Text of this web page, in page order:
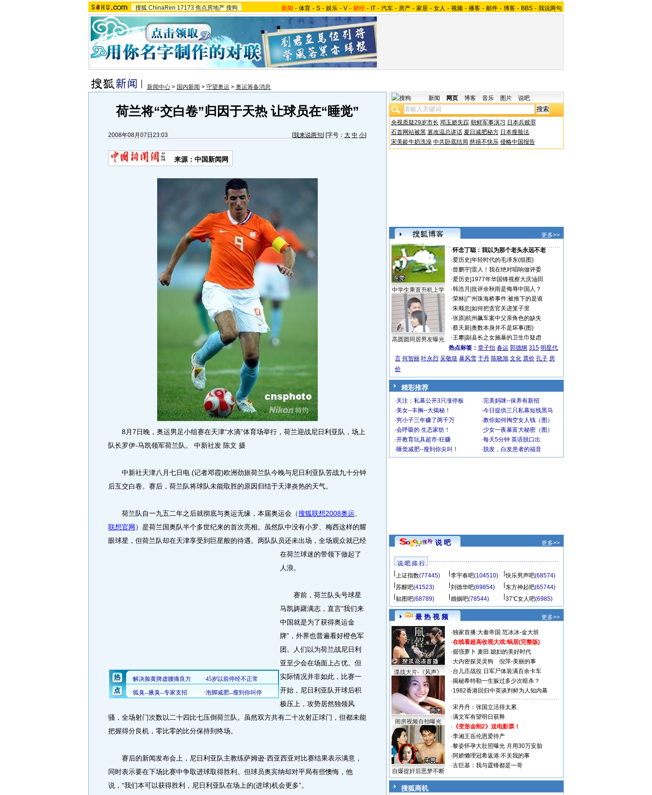
搜狐 ChinaRen 17173 焦点房地产 搜狗 新闻 - 体育 - S - 娱乐 - V - 财经 - IT - 汽车 - 房产 - 家居 - 女人 - 视频 - 播客 - 邮件 - 博客 - BBS - 我说两句
新闻中心 > 国内新闻 > 守望奥运 > 奥运筹备消息
荷兰将“交白卷”归因于天热 让球员在“睡觉”
2008年08月07日23:03 [我来说两句] [字号： 大 中 小]
来源：中国新闻网
8月7日晚，奥运男足小组赛在天津“水滴”体育场举行，荷兰迎战尼日利亚队，场上
队长罗伊-马凯领军荷兰队。 中新社发 陈文 摄
中新社天津八月七日电 (记者邓霞)欧洲劲旅荷兰队今晚与尼日利亚队苦战九十分钟
后互交白卷。赛后，荷兰队将球队未能取胜的原因归结于天津炎热的天气。
荷兰队自一九五二年之后就彻底与奥运无缘，本届奥运会（搜狐联想2008奥运
联想官网 ）是荷兰国奥队半个多世纪来的首次亮相。虽然队中没有小罗、梅西这样的耀
眼球星，但荷兰队却在天津享受到巨星般的待遇。 两队队员还未出场，全场观众就已经
在荷兰球迷的带领下做起了
人浪。
赛前，荷兰队头号球星
马凯踌躇满志，直言“我们来
中国就是为了获得奥运金
牌”，外界也普遍看好橙色军
团。人们以为荷兰战尼日利
亚至少会在场面上占优。但
实际情况并非如此，比赛一
开始，尼日利亚队开球后积
极压上，攻势居然独领风
骚，全场射门次数以二十四比七压倒荷兰队。虽然双方共有二十次射正球门，但都未能
把握得分良机，零比零的比分保持到终场。
赛后的新闻发布会上，尼日利亚队主教练萨姆逊·西亚西亚对比赛结果表示满意，
同时表示要在下场比赛中争取进球取得胜利。但球员奥宾纳却对平局有些懊悔，他
说，“我们本可以获得胜利，尼日利亚队在场上的(进球)机会更多”。
新闻 网页 博客 音乐 图片 说吧
央视质疑29岁市长 邓玉娇失踪 朝鲜军事演习 日本兵赎罪
石首网站被黑 篡改温总讲话 夏日减肥秘方 日本瘦脸法
宋美龄牛奶洗澡 中共卧底结局 慈禧不快乐 侵略中国报告
更多>>
中学生乘直升机上学
高圆圆同居男友曝光
·怀念丁聪：我以为那个老头永远不老
·爱历史 年轻时代的毛泽东(组图)
·曾鹏宇| 雷人！我在绝对唱响做评委
·爱历史 1977年华国锋视察大庆油田
·韩浩月 批评余秋雨是侮辱中国人？
·荣林| 广州珠海桥事件:被推下的是谁
·朱顺忠 如何把贪官关进笼子里
·张原| 杭州飙车案中父亲角色的缺失
·蔡天新| 奥数本身并不是坏事(图)
·王攀| 副县长之女施暴的卫生巾疑虑
热点标签： 章子怡 春运 郭德纲 315 明星代
言 何智丽 叶永烈 吴敬琏 暴风雪 于丹 陈晓旭 文化 票价 孔子 房
价
精彩推荐
·关注：私幕公开3只涨停板 ·完美妈咪--保养有新招
·美女--丰胸--大揭秘！ ·今日提供三只私幕短线黑马
·穷小子三年赚了两千万 ·教你如何掏空女人钱（图）
·会呼吸的 生态家纺！ ·少女一夜暴富大秘密（图）
·开教育玩具超市-狂赚 ·每天5分钟 英语脱口出
·睡觉减肥--瘦到你尖叫！ · 脱发，白发患者的福音
说 吧 更多>>
说 吧 排 行
上证指数(77445) 李宇春吧(104510) 快乐男声吧(68574)
苏醒吧(41523) 刘德华吧(69854) 东方神起吧(65744)
贴图吧(68789) 婚姻吧(78544) 37℃女人吧(6985)
最 热 视 频 更多>>
谍战大片-《风声》
闺房视频自拍曝光
自爆捉奸后恶梦不断
·独家首播:大秦帝国 范冰冰-金大班
·在线看超高收视大戏:蜗居(完整版)
·倔强萝卜 麦田 媳妇的美好时代
·大内密探灵灵狗
倪萍-美丽的事
·台儿庄战役 日军尸体装满百余卡车
·揭秘希特勒一生躲过多少次暗杀？
·1982香港回归中英谈判鲜为人知内幕
·宋丹丹：张国立活得太累
·满文军有望明日获释
· 《变形金刚2》送电影票！
·李湘王岳伦恩爱待产
·黎姿怀孕大肚照曝光 月用30万安胎
·阿娇懒理冠希返港:不关我的事
·古巨基：我与霆锋都是一哥
搜狐商机